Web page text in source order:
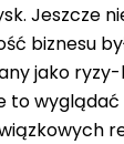
Jeszcze
biznesu
jako ryzy-
to wyglądać